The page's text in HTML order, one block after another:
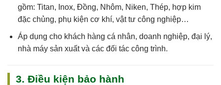
gồm: Titan, Inox, Đồng, Nhôm, Niken, Thép, hợp kim
đặc chủng, phụ kiện cơ khí, vật tư công nghiệp…
Áp dụng cho khách hàng cá nhân, doanh nghiệp, đại lý,
nhà máy sản xuất và các đối tác công trình.
3. Điều kiện bảo hành